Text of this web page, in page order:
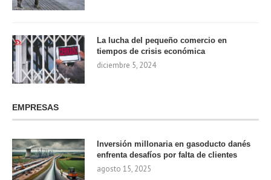
La lucha del pequeño comercio en
tiempos de crisis económica
diciembre 5, 2024
EMPRESAS
Inversión millonaria en gasoducto danés
enfrenta desafíos por falta de clientes
agosto 15, 2025